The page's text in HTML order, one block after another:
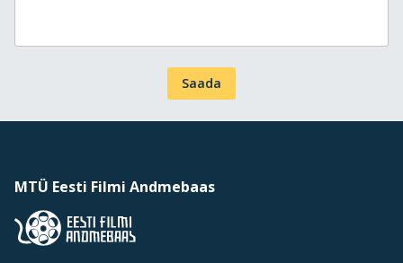
Saada
MTÜ Eesti Filmi Andmebaas